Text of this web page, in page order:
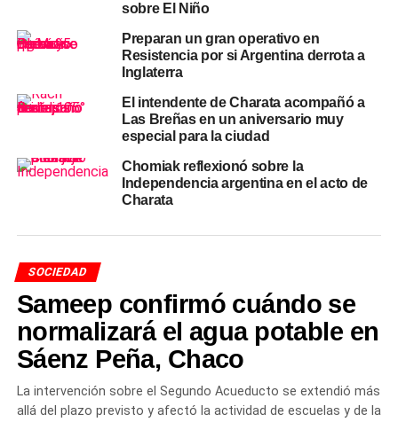
Casi un millón de hectáreas bajo el agua en el
norte santafesino: la crisis hídrica que golpea la
ganadería también afecta al Chaco
NOTICIAS
Secheep detalló los daños del temporal en el
Chaco y advirtió que el robo de infraestructura
eléctrica retrasa la normalización del servicio
sobre El Niño
Preparan un gran operativo en
Resistencia por si Argentina derrota a
Inglaterra
El intendente de Charata acompañó a
Las Breñas en un aniversario muy
especial para la ciudad
Chomiak reflexionó sobre la
Independencia argentina en el acto de
Charata
SOCIEDAD
Sameep confirmó cuándo se
normalizará el agua potable en
Sáenz Peña, Chaco
La intervención sobre el Segundo Acueducto se extendió más
allá del plazo previsto y afectó la actividad de escuelas y de la